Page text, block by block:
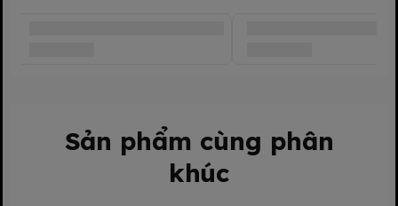
Không để gần nguồn nhiệt cao hoặc sử dụng trong lò vi sóng
Sản phẩm cùng phân
khúc